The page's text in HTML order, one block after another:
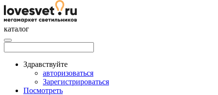
каталог
Здравствуйте
авторизоваться
Зарегистрироваться
Посмотреть